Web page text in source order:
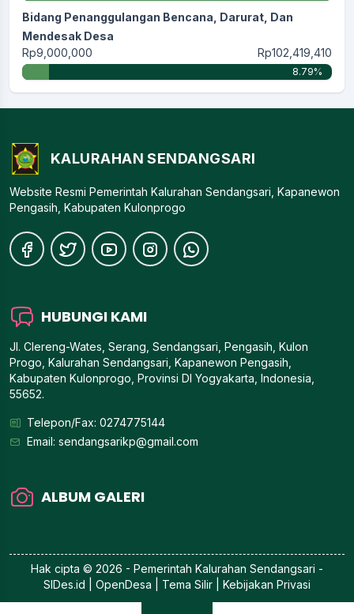
Bidang Penanggulangan Bencana, Darurat, Dan
Mendesak Desa
Rp9,000,000
Rp102,419,410
8.79%
KALURAHAN SENDANGSARI
Website Resmi Pemerintah Kalurahan Sendangsari, Kapanewon
Pengasih, Kabupaten Kulonprogo
HUBUNGI KAMI
Jl. Clereng-Wates, Serang, Sendangsari, Pengasih, Kulon
Progo, Kalurahan Sendangsari, Kapanewon Pengasih,
Kabupaten Kulonprogo, Provinsi DI Yogyakarta, Indonesia,
55652.
Telepon/Fax: 0274775144
Email: sendangsarikp@gmail.com
ALBUM GALERI
Hak cipta © 2026 - Pemerintah Kalurahan Sendangsari -
SIDes.id
| OpenDesa | Tema Silir | Kebijakan Privasi